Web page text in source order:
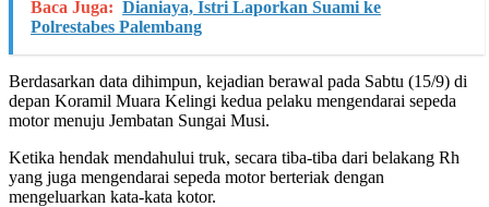
Baca Juga: Dianiaya, Istri Laporkan Suami ke
Polrestabes Palembang
Berdasarkan data dihimpun, kejadian berawal pada Sabtu (15/9) di
depan Koramil Muara Kelingi kedua pelaku mengendarai sepeda
motor menuju Jembatan Sungai Musi.
Ketika hendak mendahului truk, secara tiba-tiba dari belakang Rh
yang juga mengendarai sepeda motor berteriak dengan
mengeluarkan kata-kata kotor.